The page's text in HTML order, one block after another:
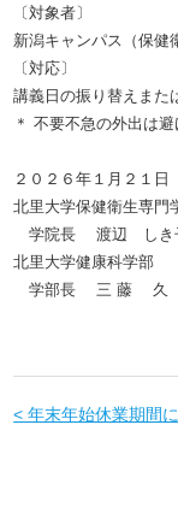
〔対象者〕
新潟キャンパス（保健
〔対応〕
講義日の振り替えまた
＊ 不要不急の外出は
２０２
北里大学保健衛生専門
学院長 渡辺 しき
北里大学健康科学部
学部長 三 藤 久
< 年末年始休業期間